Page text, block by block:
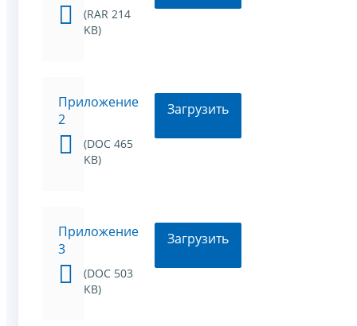
(RAR 214
KB)
Приложение
2
(DOC 465
KB)
Загрузить
Приложение
3
(DOC 503
KB)
Загрузить